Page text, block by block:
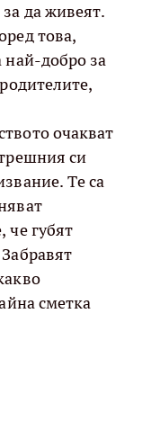
да живеят.
това,
най-добро за
очакват
си
Те са
че губят
сметка